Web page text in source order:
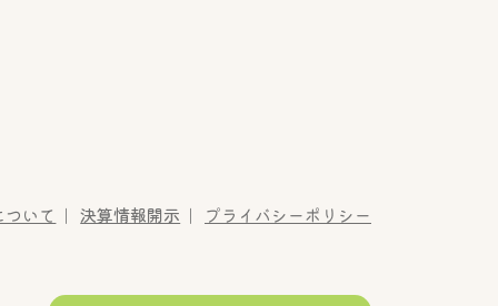
ついて 決算情報開示 プライバシーポリシー